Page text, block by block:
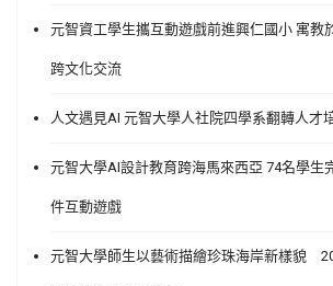
元智資工學生攜互動遊戲前進興仁國小 寓教
跨文化交流
人文遇見AI 元智大學人社院四學系翻轉人才
元智大學AI設計教育跨海馬來西亞 74名學生
件互動遊戲
元智大學師生以藝術描繪珍珠海岸新樣貌